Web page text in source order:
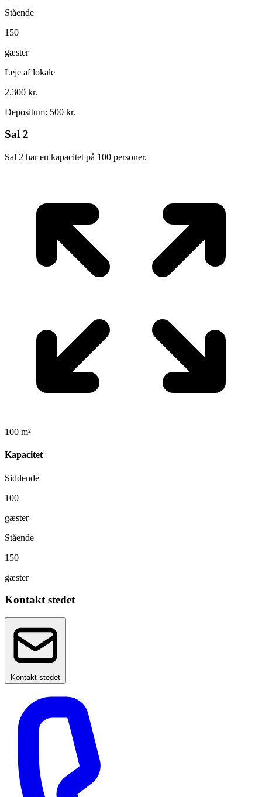
Stående
150
gæster
Leje af lokale
2.300 kr.
Depositum: 500 kr.
Sal 2
Sal 2 har en kapacitet på 100 personer.
100 m²
Kapacitet
Siddende
100
gæster
Stående
150
gæster
Kontakt stedet
Kontakt stedet